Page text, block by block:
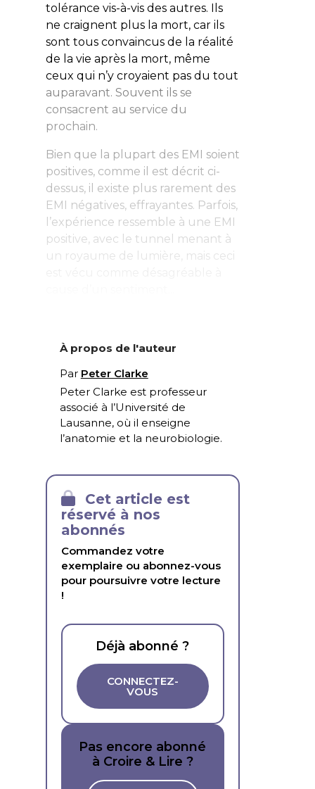
tolérance vis-à-vis des autres. Ils
ne craignent plus la mort, car ils
sont tous convaincus de la réalité
de la vie après la mort, même
ceux qui n’y croyaient pas du tout
auparavant. Souvent ils se
consacrent au service du
prochain.
Bien que la plupart des EMI soient
positives, comme il est décrit ci-
dessus, il existe plus rarement des
EMI négatives, effrayantes. Parfois,
l’expérience ressemble à une EMI
positive, avec le tunnel menant à
un royaume de lumière, mais ceci
À propos de l'auteur
Par Peter Clarke
Peter Clarke est professeur
associé à l’Université de
Lausanne, où il enseigne
l’anatomie et la neurobiologie.
Cet article est
réservé à nos
abonnés
Commandez votre
exemplaire ou abonnez-vous
pour poursuivre votre lecture
!
Déjà abonné ?
CONNECTEZ-
VOUS
Pas encore abonné
à Croire & Lire ?